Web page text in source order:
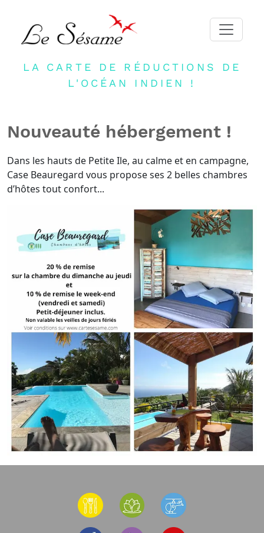
ACCUEIL
BLOG
NEWSLETTER
CONTACT
FR
LA CARTE DE RÉDUCTIONS DE
L'OCÉAN INDIEN !
Nouveauté hébergement !
Dans les hauts de Petite Ile, au calme et en campagne,
Case Beauregard vous propose ses 2 belles chambres
d’hôtes tout confort...